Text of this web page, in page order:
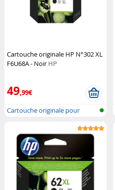
Cartouche originale HP N°302 XL
F6U68A - Noir HP
49,99€
Cartouche originale pour